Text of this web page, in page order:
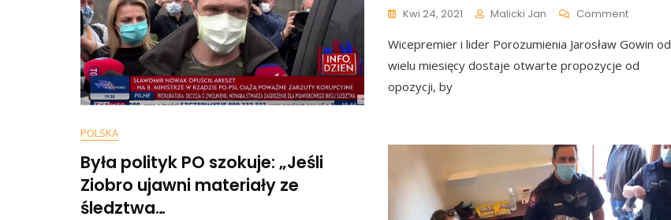
Kwi 24, 2021 Malicki Jan CommentOn
Przejdzie
Do
I
Uraduje
Drugich
Wicepremier i lider Porozumienia Jarosław Gowin od
wielu miesięcy dostaje otwarte propozycje od
opozycji, by
POLSKA
Była polityk PO szokuje: „Jeśli
Ziobro ujawni materiały ze
śledztwa…